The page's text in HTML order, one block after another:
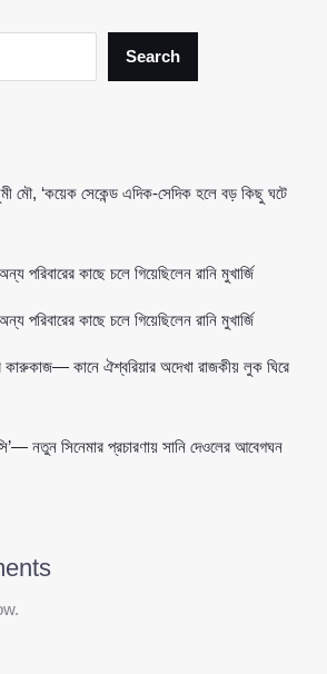
Search
মৌ, ‘কয়েক সেকেন্ড এদিক-সেদিক হলে বড় কিছু ঘটে
পরিবারের কাছে চলে গিয়েছিলেন রানি মুখার্জি
পরিবারের কাছে চলে গিয়েছিলেন রানি মুখার্জি
কানে ঐশ্বরিয়ার অদেখা রাজকীয় লুক ঘিরে
নতুন সিনেমার প্রচারণায় সানি দেওলের আবেগঘন